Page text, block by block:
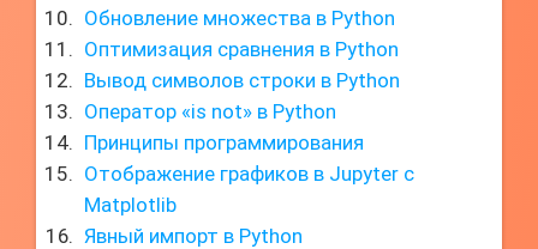
Обновление множества в Python
Оптимизация сравнения в Python
Вывод символов строки в Python
Оператор «is not» в Python
Принципы программирования
Отображение графиков в Jupyter с
Matplotlib
Явный импорт в Python